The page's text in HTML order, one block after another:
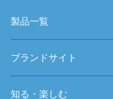
製品一覧
ブランドサイト
知る・楽しむ